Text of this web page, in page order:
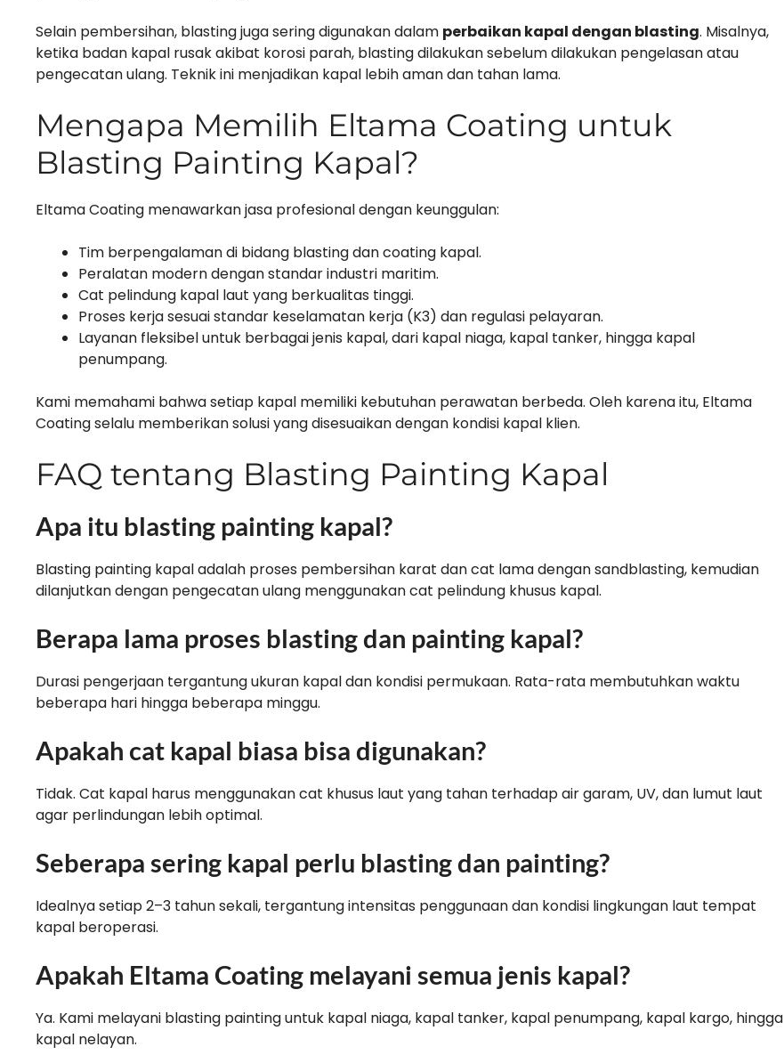
Selain pembersihan, blasting juga sering digunakan dalam perbaikan kapal dengan blasting. Misalnya,
ketika badan kapal rusak akibat korosi parah, blasting dilakukan sebelum dilakukan pengelasan atau
pengecatan ulang. Teknik ini menjadikan kapal lebih aman dan tahan lama.
Mengapa Memilih Eltama Coating untuk
Blasting Painting Kapal?
Eltama Coating menawarkan jasa profesional dengan keunggulan:
Tim berpengalaman di bidang blasting dan coating kapal.
Peralatan modern dengan standar industri maritim.
Cat pelindung kapal laut yang berkualitas tinggi.
Proses kerja sesuai standar keselamatan kerja (K3) dan regulasi pelayaran.
Layanan fleksibel untuk berbagai jenis kapal, dari kapal niaga, kapal tanker, hingga kapal
penumpang.
Kami memahami bahwa setiap kapal memiliki kebutuhan perawatan berbeda. Oleh karena itu, Eltama
Coating selalu memberikan solusi yang disesuaikan dengan kondisi kapal klien.
FAQ tentang Blasting Painting Kapal
Apa itu blasting painting kapal?
Blasting painting kapal adalah proses pembersihan karat dan cat lama dengan sandblasting, kemudian
dilanjutkan dengan pengecatan ulang menggunakan cat pelindung khusus kapal.
Berapa lama proses blasting dan painting kapal?
Durasi pengerjaan tergantung ukuran kapal dan kondisi permukaan. Rata-rata membutuhkan waktu
beberapa hari hingga beberapa minggu.
Apakah cat kapal biasa bisa digunakan?
Tidak. Cat kapal harus menggunakan cat khusus laut yang tahan terhadap air garam, UV, dan lumut laut
agar perlindungan lebih optimal.
Seberapa sering kapal perlu blasting dan painting?
Idealnya setiap 2–3 tahun sekali, tergantung intensitas penggunaan dan kondisi lingkungan laut tempat
kapal beroperasi.
Apakah Eltama Coating melayani semua jenis kapal?
Ya. Kami melayani blasting painting untuk kapal niaga, kapal tanker, kapal penumpang, kapal kargo, hingga
kapal nelayan.